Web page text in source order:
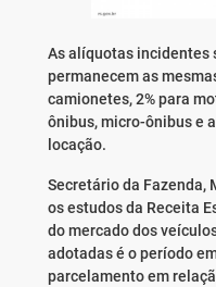
As alíquotas incidentes
permanecem as
camionetes, 2% para
ônibus, micro-ônibus e
locação.
Secretário da Fazenda,
os estudos da Receita
do mercado dos
adotadas é o período
parcelamento em